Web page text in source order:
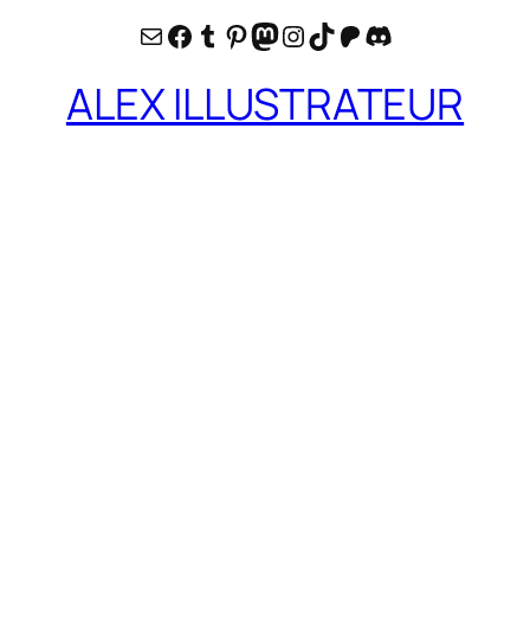
E-mailFacebook
Tumblr
Pinterest
Mastodon
Instagram
TikTok
Patreon
Discord
ALEX ILLUSTRATEUR